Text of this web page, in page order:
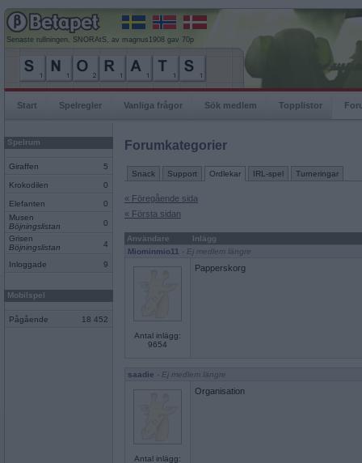
Senaste rullningen, SNORAtS, av magnus1908 gav 70p
Start Spelregler Vanliga frågor Sök medlem Topplistor
Spelrum
Giraffen 5
Krokodilen 0
Elefanten
0
Musen
Böjningslistan
0
Grisen
Böjningslistan
4
Inloggade 9
Mobilspel
Pågående 18 452
Forumkategorier
Snack Support Ordlekar IRL-spel Turneringar
« Föregående sida
« Första sidan
Användare
Inlägg
Miominmio11 - Ej medlem längre
Antal inlägg:
9654
Papperskorg
saadie - Ej medlem längre
Antal inlägg:
Organisation